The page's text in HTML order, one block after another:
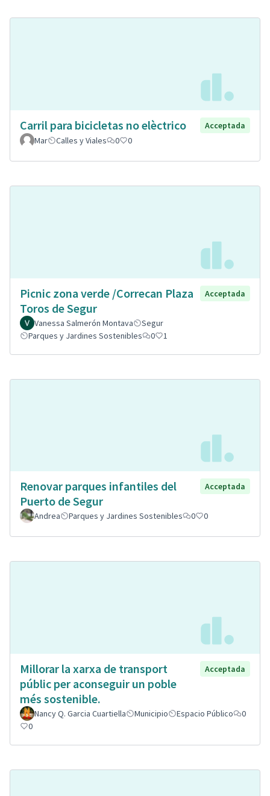
Carril para bicicletas no elèctrico
Acceptada
Mar
Calles y Viales 0 0
Picnic zona verde /Correcan Plaza
Toros de Segur
Acceptada
Vanessa Salmerón Montava
Segur
Parques y Jardines Sostenibles
0 1
Renovar parques infantiles del
Puerto de Segur
Acceptada
Andrea Parques y Jardines Sostenibles 0 0
Millorar la xarxa de transport
públic per aconseguir un poble
més sostenible.
Acceptada
Nancy Q. Garcia Cuartiella Municipio Espacio Público
0
0